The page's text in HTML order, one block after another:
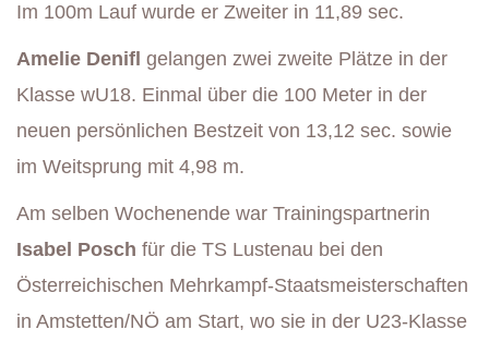
Im 100m Lauf wurde er Zweiter in 11,89 sec.
Amelie Denifl gelangen zwei zweite Plätze in der
Klasse wU18. Einmal über die 100 Meter in der
neuen persönlichen Bestzeit von 13,12 sec. sowie
im Weitsprung mit 4,98 m.
Am selben Wochenende war Trainingspartnerin
Isabel Posch für die TS Lustenau bei den
Österreichischen Mehrkampf-Staatsmeisterschaften
in Amstetten/NÖ am Start, wo sie in der U23-Klasse